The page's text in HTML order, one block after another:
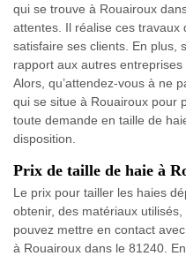
qui se trouve à Rouairoux
attentes. Il réalise ces travaux
satisfaire ses clients. En plus,
rapport aux autres
Alors, qu’attendez-vous à ne
qui se situe à Rouairoux pour
toute demande en taille de
disposition.
Prix de taille de haie à
Le prix pour tailler les haies
obtenir, des matériaux
pouvez mettre en contact
à Rouairoux dans le 81240.